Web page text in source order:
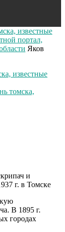
известные
портал,
Яков
известные
томска,
и
г. в Томске
В 1895 г.
городах